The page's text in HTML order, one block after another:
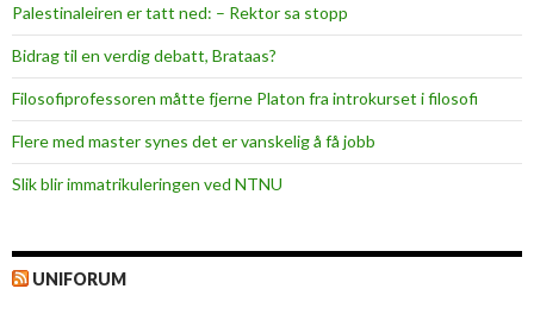
Palestinaleiren er tatt ned: – Rektor sa stopp
Bidrag til en verdig debatt, Brataas?
Filosofiprofessoren måtte fjerne Platon fra introkurset i filosofi
Flere med master synes det er vanskelig å få jobb
Slik blir immatrikuleringen ved NTNU
UNIFORUM